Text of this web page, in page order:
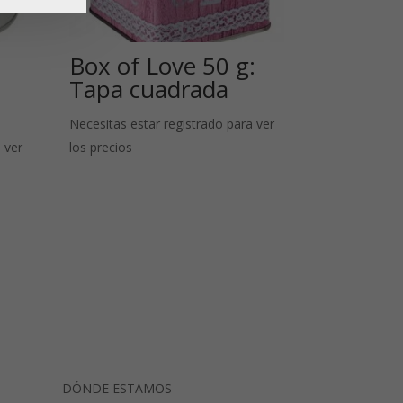
ver
Box of Love 50 g:
Tapa cuadrada
Necesitas estar registrado para ver
los precios
DÓNDE ESTAMOS